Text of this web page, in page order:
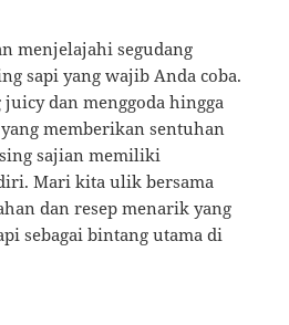
menjelajahi segudang
sapi yang wajib Anda coba.
dan menggoda hingga
memberikan sentuhan
sajian memiliki
Mari kita ulik bersama
dan resep menarik yang
sebagai bintang utama di